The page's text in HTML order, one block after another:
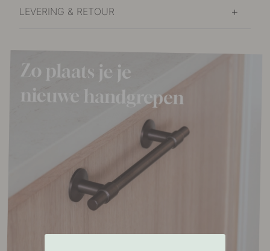
LEVERING & RETOUR